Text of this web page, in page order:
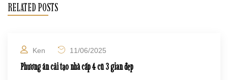
RELATED POSTS
Ken 11/06/2025
Phương án cải tạo nhà cấp 4 cũ 3 gian đẹp